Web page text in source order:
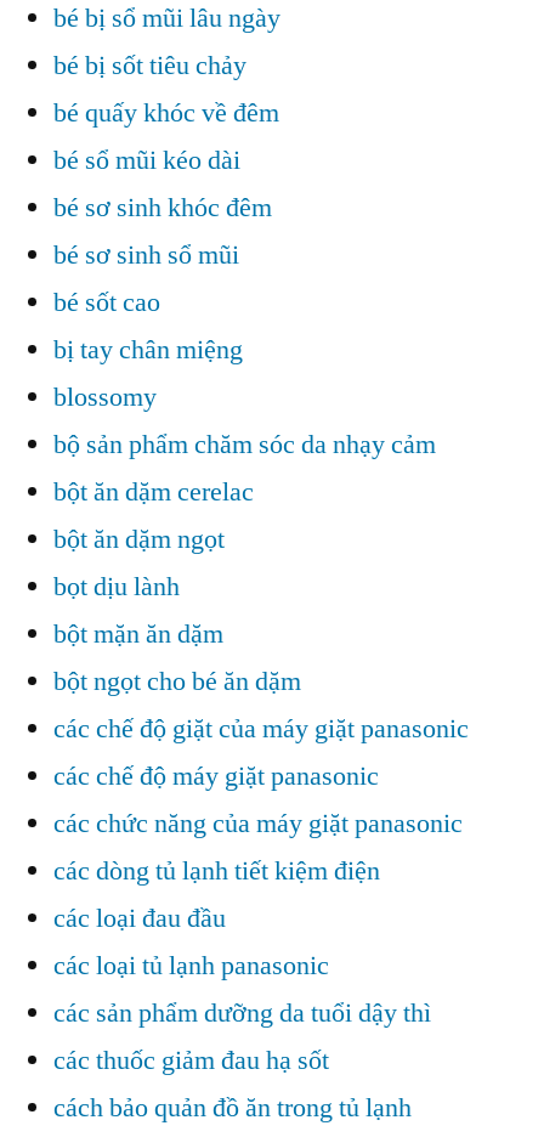
bé bị sổ mũi lâu ngày
bé bị sốt tiêu chảy
bé quấy khóc về đêm
bé sổ mũi kéo dài
bé sơ sinh khóc đêm
bé sơ sinh sổ mũi
bé sốt cao
bị tay chân miệng
blossomy
bộ sản phẩm chăm sóc da nhạy cảm
bột ăn dặm cerelac
bột ăn dặm ngọt
bọt dịu lành
bột mặn ăn dặm
bột ngọt cho bé ăn dặm
các chế độ giặt của máy giặt panasonic
các chế độ máy giặt panasonic
các chức năng của máy giặt panasonic
các dòng tủ lạnh tiết kiệm điện
các loại đau đầu
các loại tủ lạnh panasonic
các sản phẩm dưỡng da tuổi dậy thì
các thuốc giảm đau hạ sốt
cách bảo quản đồ ăn trong tủ lạnh